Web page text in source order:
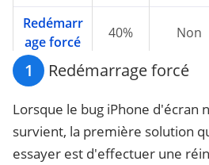
Redémarr
age forcé
40% Non
1 Redémarrage forcé
Lorsque le bug iPhone d'écran
survient, la première solution
essayer est d'effectuer une